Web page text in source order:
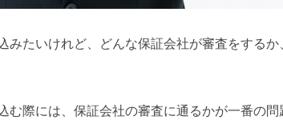
みたいけれど、どんな保証会社が審査をするか
む際には、保証会社の審査に通るかが一番の問